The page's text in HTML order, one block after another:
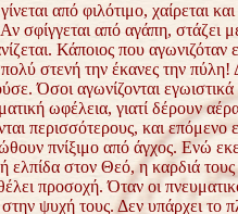
από φιλότιμο, χαίρεται
σφίγγεται από αγάπη, στάζει
Κάποιος που
στενή την έκανες την
Όσοι αγωνίζονται
ωφέλεια, γιατί δέρουν
περισσότερους, και
πνίξιμο από άγχος. Ενώ
ελπίδα στον Θεό, η καρδιά τους
προσοχή. Όταν οι
ψυχή τους. Δεν υπάρχει το